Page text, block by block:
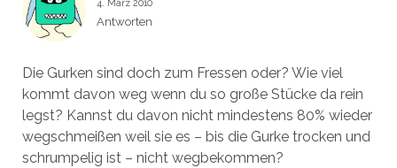
4. März 2010
Antworten
Die Gurken sind doch zum Fressen oder? Wie viel
kommt davon weg wenn du so große Stücke da rein
legst? Kannst du davon nicht mindestens 80% wieder
wegschmeißen weil sie es – bis die Gurke trocken und
schrumpelig ist – nicht wegbekommen?